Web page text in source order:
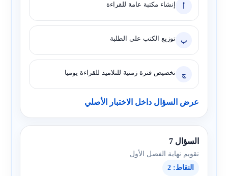
أ إنشاء مكتبة عامة للقراءة
ب توزيع الكتب على الطلبة
ج تخصيص فترة زمنية للتلاميذ للقراءة يوميا
عرض السؤال داخل الاختبار الأصلي
السؤال 7
تقويم نهاية الفصل الأول
النقاط: 2